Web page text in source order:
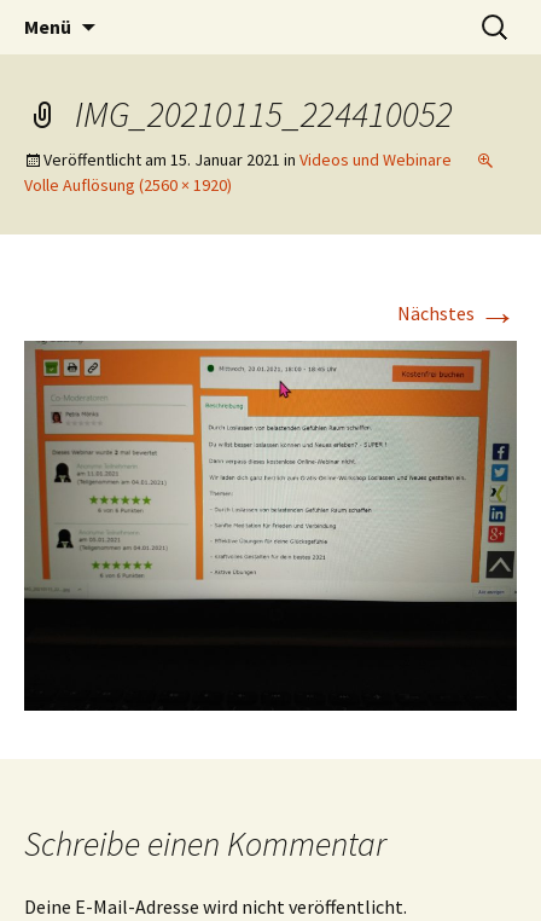
Lebensfreude-Akademie
Lerne deinen stressigen Alltag mit mehr
Freude und Gelassenheit erfolgreich meistern
und genießen zu können.
Menü
Suchen
nach:
IMG_20210115_224410052
Veröffentlicht am 15. Januar 2021 in Videos und Webinare
Volle Auflösung (2560 × 1920)
Nächstes →
Schreibe einen Kommentar
Deine E-Mail-Adresse wird nicht veröffentlicht.